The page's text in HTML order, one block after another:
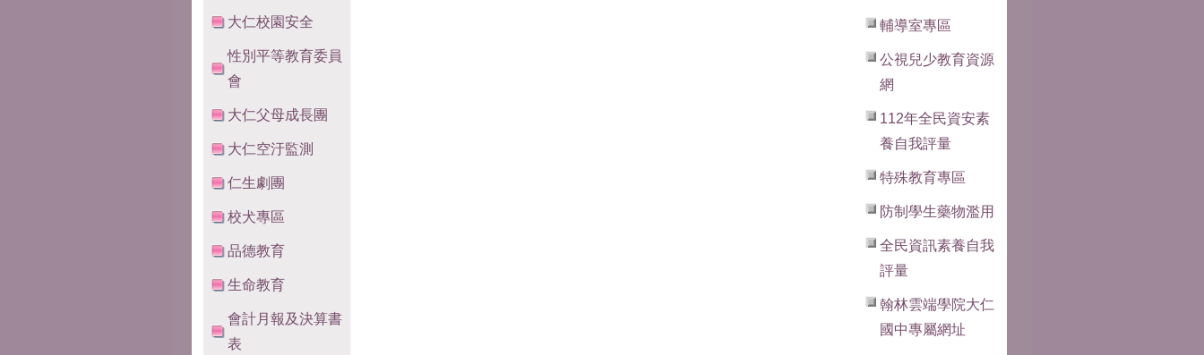
大仁校園安全
性別平等教育委員
會
大仁父母成長團
大仁空汙監測
仁生劇團
校犬專區
品德教育
生命教育
會計月報及決算書
表
輔導室專區
公視兒少教育資源
網
112年全民資安素
養自我評量
特殊教育專區
防制學生藥物濫用
全民資訊素養自我
評量
翰林雲端學院大仁
國中專屬網址